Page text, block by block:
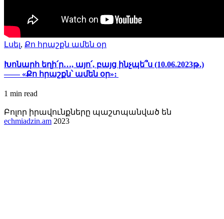
Լսել, Քո հրաշքն ամեն օր
Խոնարհ եղի՛ր…, այո՛, բայց ինչպե՞ս (10.06.2023թ․)
—— «Քո հրաշքն՝ ամեն օր»։
1 min read
Բոլոր իրավունքները պաշտպանված են
echmiadzin.am 2023